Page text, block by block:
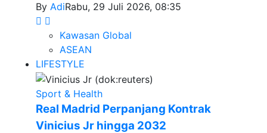
By AdiRabu, 29 Juli 2026, 08:35
Kawasan Global
ASEAN
LIFESTYLE
Sport & Health
Real Madrid Perpanjang Kontrak
Vinicius Jr hingga 2032